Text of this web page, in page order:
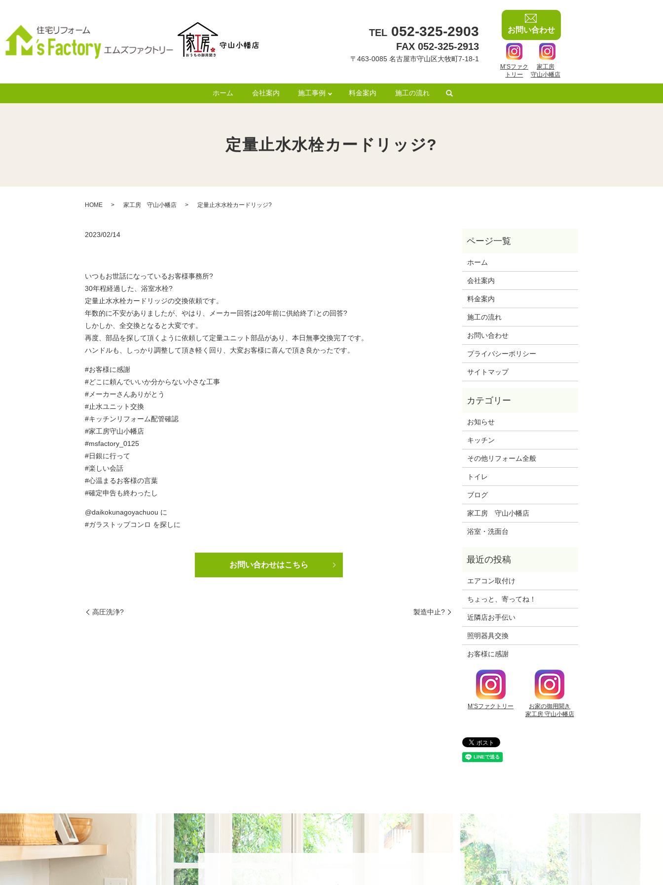
ホーム 会社案内 施工事例 料金案内 施工の流れ
TEL 052-325-2903
FAX 052-325-2913
〒463-0085 名古屋市守山区大牧町7-18-1
お問い合わせ
M’Sファク
トリー
家工房
守山小幡店
定量止水水栓カードリッジ?
HOME 家工房 守山小幡店 定量止水水栓カードリッジ?
2023/02/14
いつもお世話になっているお客様事務所?
30年程経過した、浴室水栓?
定量止水水栓カードリッジの交換依頼です。
年数的に不安がありましたが、やはり、メーカー回答は20年前に供給終了❕との回答?
しかしか、全交換となると大変です。
再度、部品を探して頂くように依頼して定量ユニット部品があり、本日無事交換完了です。
ハンドルも、しっかり調整して頂き軽く回り、大変お客様に喜んで頂き良かったです。
#お客様に感謝
#どこに頼んでいいか分からない小さな工事
#メーカーさんありがとう
#止水ユニット交換
#キッチンリフォーム配管確認
#家工房守山小幡店
#msfactory_0125
#日銀に行って
#楽しい会話
#心温まるお客様の言葉
#確定申告も終わったし
@daikokunagoyachuou に
#ガラストップコンロ を探しに
お問い合わせはこちら
高圧洗浄? 製造中止?
ホーム
会社案内
料金案内
施工の流れ
お問い合わせ
プライバシーポリシー
サイトマップ
お知らせ
キッチン
その他リフォーム全般
トイレ
ブログ
家工房 守山小幡店
浴室・洗面台
エアコン取付け
ちょっと、寄ってね！
近隣店お手伝い
照明器具交換
お客様に感謝
M’Sファクトリー
お家の御用聞き
家工房 守山小幡店